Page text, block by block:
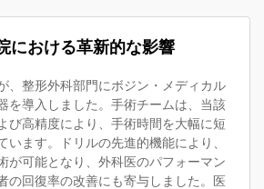
における革新的な影響
、整形外科部門にボジン・メディカル
を導入しました。手術チームは、当該
び高精度により、手術時間を大幅に短
います。ドリルの先進的機能により、
が可能となり、外科医のパフォーマン
の回復率の改善にも寄与しました。医